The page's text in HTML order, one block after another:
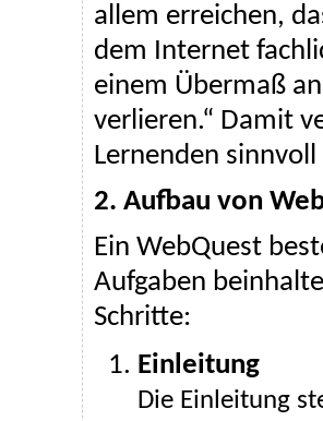
allem erreichen,
dem Internet
einem Übermaß
verlieren.“ Damit
Lernenden
2. Aufbau von
Ein WebQuest
Aufgaben
Schritte:
Einleitung
Die Einleitung